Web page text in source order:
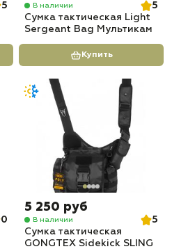
5
В наличии
5
Сумка тактическая Light
Sergeant Bag Мультикам
Купить
0
5 250 руб
В наличии
5
Сумка тактическая
GONGTEX Sidekick SLING